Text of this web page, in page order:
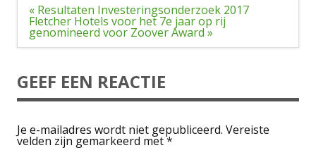
Bericht
navigatie
« Resultaten Investeringsonderzoek 2017
Fletcher Hotels voor het 7e jaar op rij
genomineerd voor Zoover Award »
GEEF EEN REACTIE
Je e-mailadres wordt niet gepubliceerd. Vereiste
velden zijn gemarkeerd met*